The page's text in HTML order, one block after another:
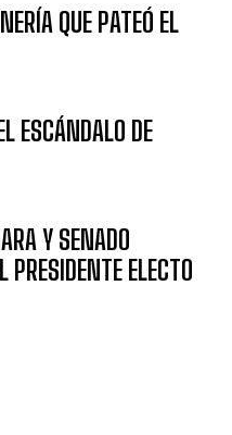
QUE PATEÓ EL
ESCÁNDALO DE
Y SENADO
PRESIDENTE ELECTO